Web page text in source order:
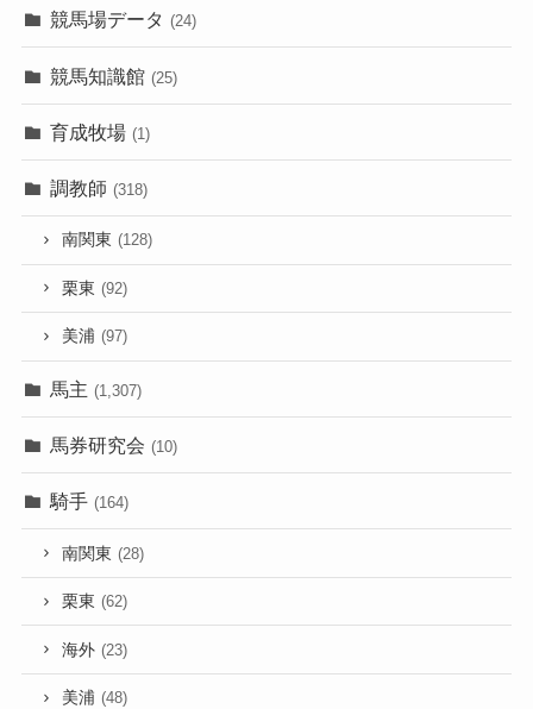
競馬場データ (24)
競馬知識館 (25)
育成牧場 (1)
調教師 (318)
南関東 (128)
栗東 (92)
美浦 (97)
馬主 (1,307)
馬券研究会 (10)
騎手 (164)
南関東 (28)
栗東 (62)
海外 (23)
美浦 (48)